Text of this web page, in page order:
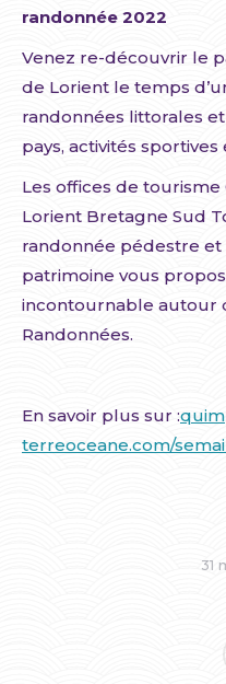
randonnée 2022
Venez re-découvrir le
de Lorient le temps
randonnées littorales
pays, activités sportives
Les offices de
Lorient Bretagne Sud
randonnée pédestre et
patrimoine vous
incontournable autour
Randonnées.
En savoir plus sur :
terreoceane.com/
31